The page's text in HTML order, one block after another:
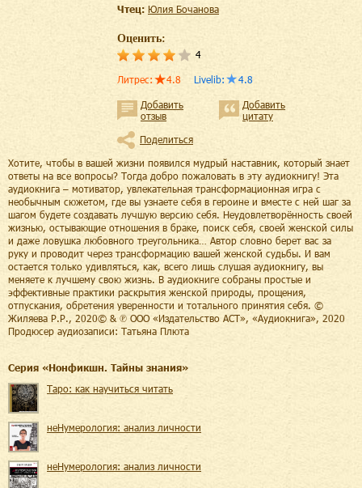
Чтец:
Юлия Бочанова
Оценить:
4
Литрес: 4.8 Livelib: 4.8
Добавить
отзыв
Добавить
цитату
Поделиться
Хотите, чтобы в вашей жизни появился мудрый наставник, который знает
ответы на все вопросы? Тогда добро пожаловать в эту аудиокнигу! Эта
аудиокнига – мотиватор, увлекательная трансформационная игра с
необычным сюжетом, где вы узнаете себя в героине и вместе с ней шаг за
шагом будете создавать лучшую версию себя. Неудовлетворённость своей
жизнью, остывающие отношения в браке, поиск себя, своей женской силы
и даже ловушка любовного треугольника… Автор словно берет вас за
руку и проводит через трансформацию вашей женской судьбы. И вам
остается только удивляться, как, всего лишь слушая аудиокнигу, вы
меняете к лучшему свою жизнь. В аудиокниге собраны простые и
эффективные практики раскрытия женской природы, прощения,
отпускания, обретения уверенности и тотального принятия себя. ©
Жиляева Р.Р., 2020© & ℗ ООО «Издательство АСТ», «Аудиокнига», 2020
Продюсер аудиозаписи: Татьяна Плюта
Cерия «Нонфикшн. Тайны знания»
Таро: как научиться читать
неНумерология: анализ личности
неНумерология: анализ личности